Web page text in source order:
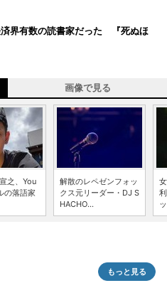
界有数の読書家だった 『死ぬほ
画像で見る
之、You
の落語家
解散のレペゼンフォッ
クス元リーダー・DJ S
HACHO...
もっと見る